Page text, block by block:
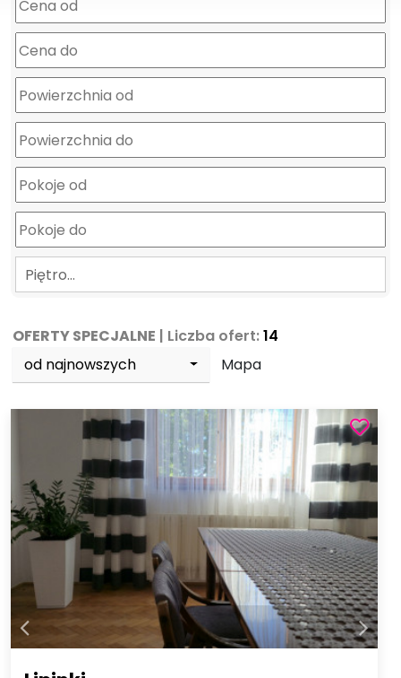
Piętro…
OFERTY SPECJALNE | Liczba ofert:14
od najnowszych
Mapa